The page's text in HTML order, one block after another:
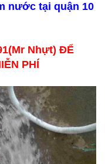
nước tại quận 10
Nhựt) ĐỂ
PHÍ